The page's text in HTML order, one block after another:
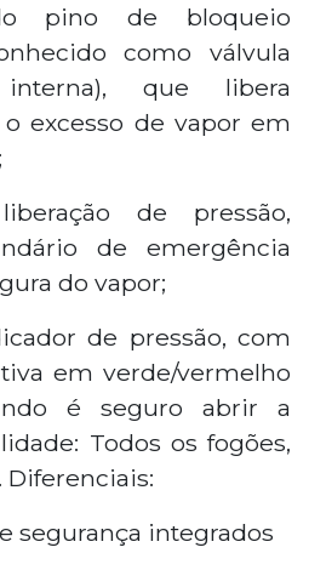
pino de bloqueio
como válvula
que libera
excesso de vapor em
de pressão,
de emergência
do vapor;
de pressão, com
em verde/vermelho
é seguro abrir a
Todos os fogões,
segurança integrados